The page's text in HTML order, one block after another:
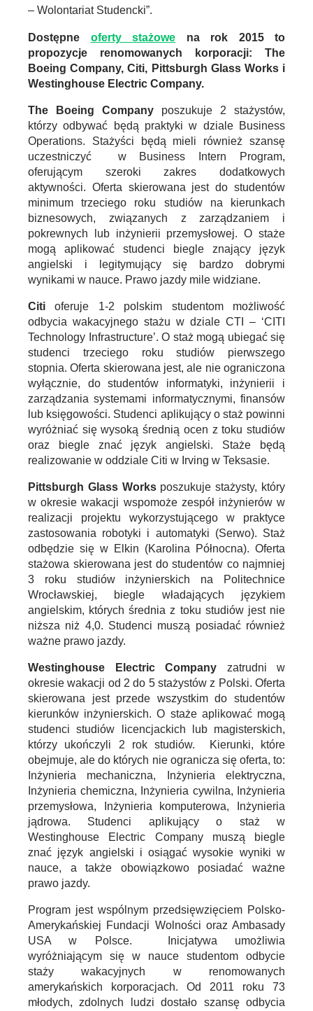
– Wolontariat Studencki”.
Dostępne oferty stażowe na rok 2015 to
propozycje renomowanych korporacji: The
Boeing Company, Citi, Pittsburgh Glass Works i
Westinghouse Electric Company.
The Boeing Company poszukuje 2 stażystów,
którzy odbywać będą praktyki w dziale Business
Operations. Stażyści będą mieli również szansę
uczestniczyć w Business Intern Program,
oferującym szeroki zakres dodatkowych
aktywności. Oferta skierowana jest do studentów
minimum trzeciego roku studiów na kierunkach
biznesowych, związanych z zarządzaniem i
pokrewnych lub inżynierii przemysłowej. O staże
mogą aplikować studenci biegle znający język
angielski i legitymujący się bardzo dobrymi
wynikami w nauce. Prawo jazdy mile widziane.
Citi oferuje 1-2 polskim studentom możliwość
odbycia wakacyjnego stażu w dziale CTI – ‘CITI
Technology Infrastructure’. O staż mogą ubiegać się
studenci trzeciego roku studiów pierwszego
stopnia. Oferta skierowana jest, ale nie ograniczona
wyłącznie, do studentów informatyki, inżynierii i
zarządzania systemami informatycznymi, finansów
lub księgowości. Studenci aplikujący o staż powinni
wyróżniać się wysoką średnią ocen z toku studiów
oraz biegle znać język angielski. Staże będą
realizowanie w oddziale Citi w Irving w Teksasie.
Pittsburgh Glass Worksposzukuje stażysty, który
w okresie wakacji wspomoże zespół inżynierów w
realizacji projektu wykorzystującego w praktyce
zastosowania robotyki i automatyki (Serwo). Staż
odbędzie się w Elkin (Karolina Północna). Oferta
stażowa skierowana jest do studentów co najmniej
3 roku studiów inżynierskich na Politechnice
Wrocławskiej, biegle władających językiem
angielskim, których średnia z toku studiów jest nie
niższa niż 4,0. Studenci muszą posiadać również
ważne prawo jazdy.
Westinghouse Electric Company zatrudni w
okresie wakacji od 2 do 5 stażystów z Polski. Oferta
skierowana jest przede wszystkim do studentów
kierunków inżynierskich. O staże aplikować mogą
studenci studiów licencjackich lub magisterskich,
którzy ukończyli 2 rok studiów. Kierunki, które
obejmuje, ale do których nie ogranicza się oferta, to:
Inżynieria mechaniczna, Inżynieria elektryczna,
Inżynieria chemiczna, Inżynieria cywilna, Inżynieria
przemysłowa, Inżynieria komputerowa, Inżynieria
jądrowa. Studenci aplikujący o staż w
Westinghouse Electric Company muszą biegle
znać język angielski i osiągać wysokie wyniki w
nauce, a także obowiązkowo posiadać ważne
prawo jazdy.
Program jest wspólnym przedsięwzięciem Polsko-
Amerykańskiej Fundacji Wolności oraz Ambasady
USA w Polsce. Inicjatywa umożliwia
wyróżniającym się w nauce studentom odbycie
staży wakacyjnych w renomowanych
amerykańskich korporacjach. Od 2011 roku 73
młodych, zdolnych ludzi dostało szansę odbycia